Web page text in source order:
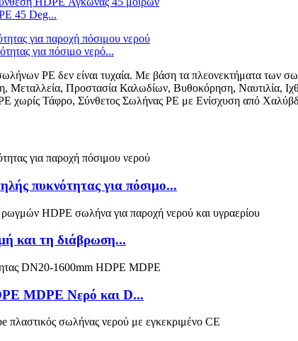
45 Deg...
για πόσιμο νερό...
PE δεν είναι τυχαία. Με βάση τα πλεονεκτήματα των
Μεταλλεία, Προστασία Καλωδίων, Βυθοκόρηση, Ναυτιλία,
Τάφρο, Σύνθετος Σωλήνας PE με Ενίσχυση από
πυκνότητας για πόσιμο...
και τη διάβρωση...
MDPE Νερό και D...